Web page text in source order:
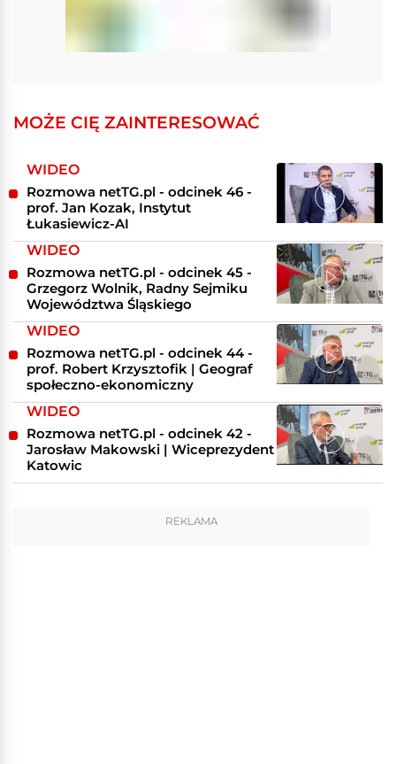
MOŻE CIĘ ZAINTERESOWAĆ
WIDEO
Rozmowa netTG.pl - odcinek 46 -
prof. Jan Kozak, Instytut
Łukasiewicz-AI
WIDEO
Rozmowa netTG.pl - odcinek 45 -
Grzegorz Wolnik, Radny Sejmiku
Województwa Śląskiego
WIDEO
Rozmowa netTG.pl - odcinek 44 -
prof. Robert Krzysztofik | Geograf
społeczno-ekonomiczny
WIDEO
Rozmowa netTG.pl - odcinek 42 -
Jarosław Makowski | Wiceprezydent
Katowic
REKLAMA